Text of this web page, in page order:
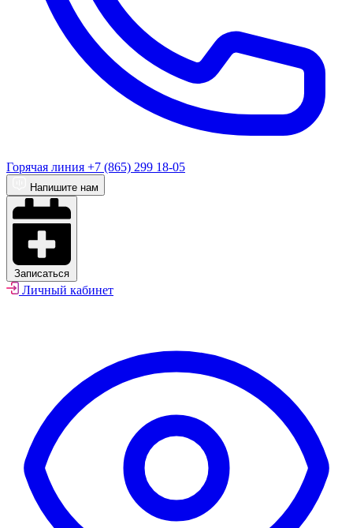
Горячая линия +7 (865) 299 18-05
Напишите нам
Записаться
Личный кабинет